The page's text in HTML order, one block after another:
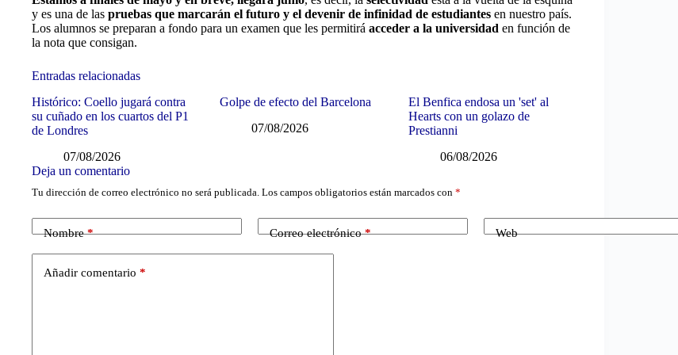
y es una de las pruebas que marcarán el futuro y el devenir de infinidad de estudiantes en nuestro país.
Los alumnos se preparan a fondo para un examen que les permitirá acceder a la universidad en función de
la nota que consigan.
Entradas relacionadas
Histórico: Coello jugará contra
su cuñado en los cuartos del P1
de Londres
07/08/2026
Golpe de efecto del Barcelona
07/08/2026
El Benfica endosa un 'set' al
Hearts con un golazo de
Prestianni
06/08/2026
Deja un comentario
Tu dirección de correo electrónico no será publicada. Los campos obligatorios están marcados con *
Nombre* Correo electrónico* Web
Añadir comentario *